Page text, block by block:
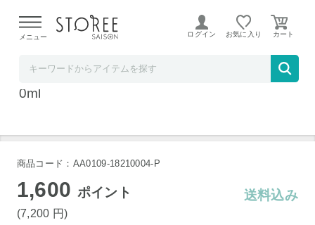
よる配送遅延が発生しております。
メニュー ログイン お気に入り
マルティナ ジンセナ モイスチャーミルク 10
0ml
商品コード：AA0109-18210004-P
1,600 ポイント
(7,200 円)
送料込み